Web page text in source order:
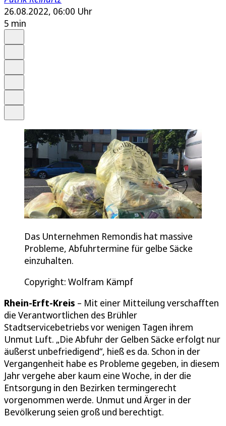
26.08.2022, 06:00 Uhr
5 min
Das Unternehmen Remondis hat massive
Probleme, Abfuhrtermine für gelbe Säcke
einzuhalten.
Copyright: Wolfram Kämpf
Rhein-Erft-Kreis – Mit einer Mitteilung verschafften
die Verantwortlichen des Brühler
Stadtservicebetriebs vor wenigen Tagen ihrem
Unmut Luft. „Die Abfuhr der Gelben Säcke erfolgt nur
äußerst unbefriedigend“, hieß es da. Schon in der
Vergangenheit habe es Probleme gegeben, in diesem
Jahr vergehe aber kaum eine Woche, in der die
Entsorgung in den Bezirken termingerecht
vorgenommen werde. Unmut und Ärger in der
Bevölkerung seien groß und berechtigt.